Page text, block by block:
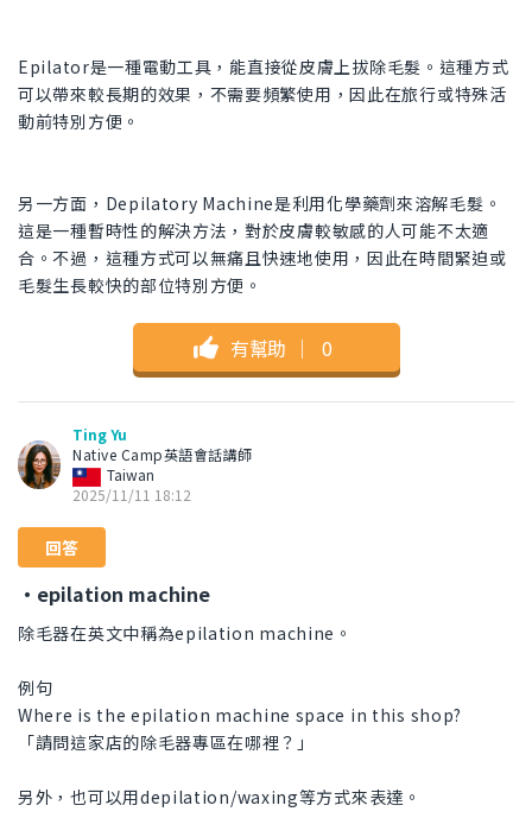
Epilator是一種電動工具，能直接從皮膚上拔除毛髮。這種方式
可以帶來較長期的效果，不需要頻繁使用，因此在旅行或特殊活
動前特別方便。
另一方面，Depilatory Machine是利用化學藥劑來溶解毛髮。
這是一種暫時性的解決方法，對於皮膚較敏感的人可能不太適
合。不過，這種方式可以無痛且快速地使用，因此在時間緊迫或
毛髮生長較快的部位特別方便。
有幫助 ｜ 0
Ting Yu
Native Camp英語會話講師
Taiwan
2025/11/11 18:12
回答
・epilation machine
除毛器在英文中稱為epilation machine。
例句
Where is the epilation machine space in this shop?
「請問這家店的除毛器專區在哪裡？」
另外，也可以用depilation/waxing等方式來表達。